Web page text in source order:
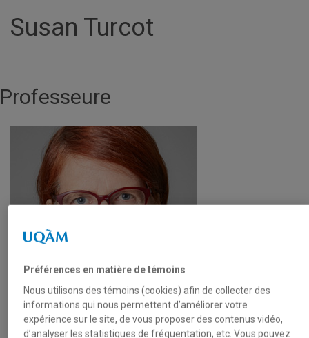
Susan Turcot
Professeure
Préférences en matière de témoins
Nous utilisons des témoins (cookies) afin de collecter des
informations qui nous permettent d’améliorer votre
expérience sur le site, de vous proposer des contenus vidéo,
d’analyser les statistiques de fréquentation, etc. Vous pouvez